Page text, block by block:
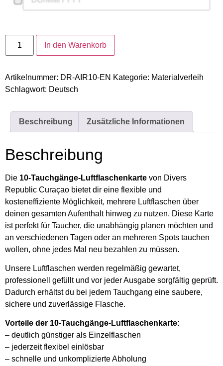
In den Warenkorb
Artikelnummer: DR-AIR10-EN Kategorie: Materialverleih
Schlagwort: Deutsch
Beschreibung Zusätzliche Informationen
Beschreibung
Die 10-Tauchgänge-Luftflaschenkarte von Divers
Republic Curaçao bietet dir eine flexible und
kosteneffiziente Möglichkeit, mehrere Luftflaschen über
deinen gesamten Aufenthalt hinweg zu nutzen. Diese Karte
ist perfekt für Taucher, die unabhängig planen möchten und
an verschiedenen Tagen oder an mehreren Spots tauchen
wollen, ohne jedes Mal neu bezahlen zu müssen.
Unsere Luftflaschen werden regelmäßig gewartet,
professionell gefüllt und vor jeder Ausgabe sorgfältig geprüft.
Dadurch erhältst du bei jedem Tauchgang eine saubere,
sichere und zuverlässige Flasche.
Vorteile der 10-Tauchgänge-Luftflaschenkarte:
– deutlich günstiger als Einzelflaschen
– jederzeit flexibel einlösbar
– schnelle und unkomplizierte Abholung